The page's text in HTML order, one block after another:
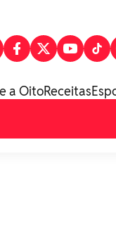
a OitoReceitas